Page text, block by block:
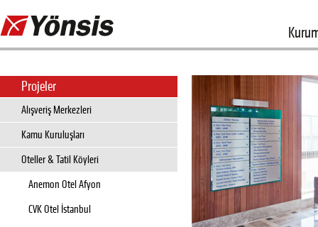
Projeler
Alışveriş Merkezleri
Kamu Kuruluşları
Oteller & Tatil Köyleri
Anemon Otel Afyon
CVK Otel İstanbul